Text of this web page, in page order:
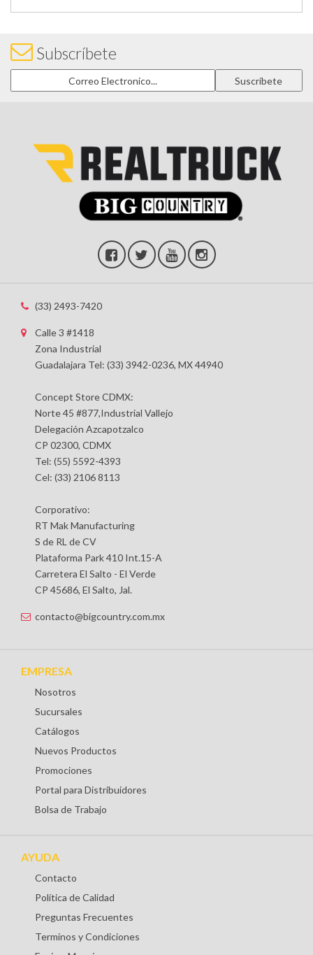
Subscríbete
(33) 2493-7420
Calle 3 #1418
Zona Industrial
Guadalajara Tel: (33) 3942-0236, MX 44940
Concept Store CDMX:
Norte 45 #877,Industrial Vallejo
Delegación Azcapotzalco
CP 02300, CDMX
Tel: (55) 5592-4393
Cel: (33) 2106 8113
Corporativo:
RT Mak Manufacturing
S de RL de CV
Plataforma Park 410 Int.15-A
Carretera El Salto - El Verde
CP 45686, El Salto, Jal.
contacto@bigcountry.com.mx
EMPRESA
Nosotros
Sucursales
Catálogos
Nuevos Productos
Promociones
Portal para Distribuidores
Bolsa de Trabajo
AYUDA
Contacto
Política de Calidad
Preguntas Frecuentes
Terminos y Condiciones